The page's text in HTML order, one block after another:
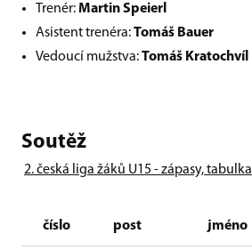
Trenér:Martin Speierl
Asistent trenéra:Tomáš Bauer
Vedoucí mužstva:Tomáš Kratochvíl
Soutěž
2. česká liga žáků U15 - zápasy, tabulka
číslo post jméno